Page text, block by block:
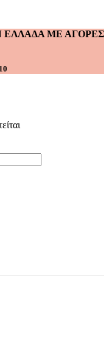
ΕΛΛΑΔΑ ΜΕ ΑΓΟΡΕΣ